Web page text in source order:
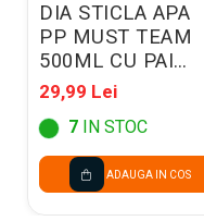
DIA STICLA APA
PP MUST TEAM
500ML CU PAI
7*17.5CM
DIVERSE MODELE
586441
29,99 Lei
7 IN STOC
ADAUGA IN COS